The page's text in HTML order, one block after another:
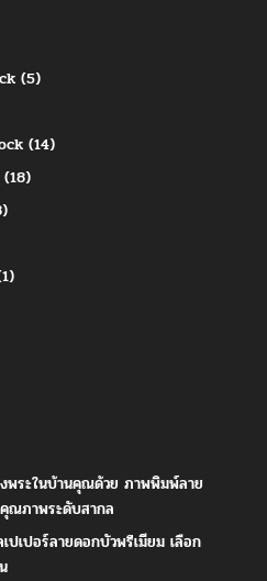
(5)
(14)
พระในบ้านคุณด้วย ภาพพิมพ์ลาย
ณภาพระดับสากล
ปเปอร์ลายดอกบัวพรีเมียม เลือก